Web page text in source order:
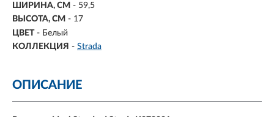
ШИРИНА, СМ - 59,5
ВЫСОТА, СМ - 17
ЦВЕТ - Белый
КОЛЛЕКЦИЯ - Strada
ОПИСАНИЕ